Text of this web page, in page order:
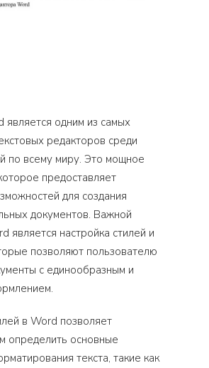
является одним из самых
редакторов среди
по всему миру. Это мощное
предоставляет
для создания
документов. Важной
является настройка стилей и
позволяют пользователю
с единообразным и
в Word позволяет
определить основные
текста, такие как